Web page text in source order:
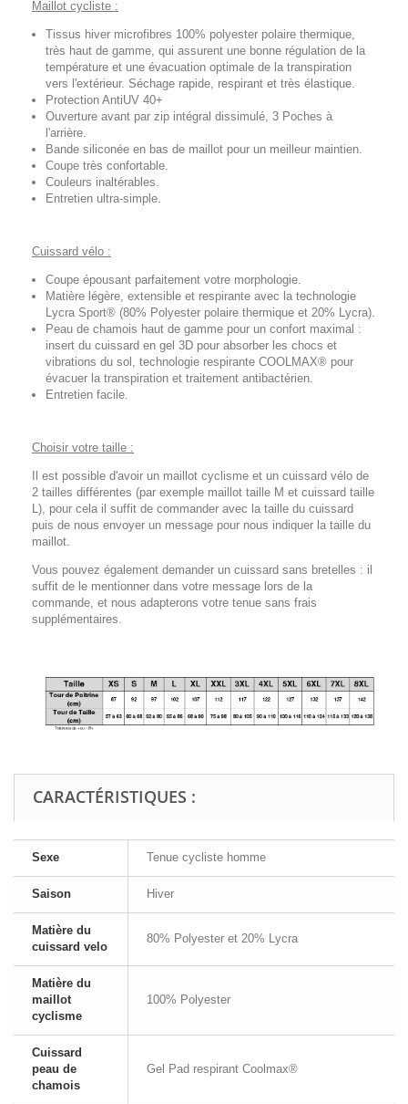
Maillot cycliste :
Tissus hiver microfibres 100% polyester polaire thermique,
très haut de gamme, qui assurent une bonne régulation de la
température et une évacuation optimale de la transpiration
vers l'extérieur. Séchage rapide, respirant et très élastique.
Protection AntiUV 40+
Ouverture avant par zip intégral dissimulé, 3 Poches à
l'arrière.
Bande siliconée en bas de maillot pour un meilleur maintien.
Coupe très confortable.
Couleurs inaltérables.
Entretien ultra-simple.
Cuissard vélo :
Coupe épousant parfaitement votre morphologie.
Matière légère, extensible et respirante avec la technologie
Lycra Sport® (80% Polyester polaire thermique et 20% Lycra).
Peau de chamois haut de gamme pour un confort maximal :
insert du cuissard en gel 3D pour absorber les chocs et
vibrations du sol, technologie respirante COOLMAX® pour
évacuer la transpiration et traitement antibactérien.
Entretien facile.
Choisir votre taille :
Il est possible d'avoir un maillot cyclisme et un cuissard vélo de
2 tailles différentes (par exemple maillot taille M et cuissard taille
L), pour cela il suffit de commander avec la taille du cuissard
puis de nous envoyer un message pour nous indiquer la taille du
maillot.
Vous pouvez également demander un cuissard sans bretelles : il
suffit de le mentionner dans votre message lors de la
commande, et nous adapterons votre tenue sans frais
supplémentaires.
CARACTÉRISTIQUES :
Sexe Tenue cycliste homme
Saison Hiver
Matière du
cuissard velo
80% Polyester et 20% Lycra
Matière du
maillot
cyclisme
100% Polyester
Cuissard
peau de
chamois
Gel Pad respirant Coolmax®